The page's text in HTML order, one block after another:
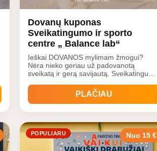
Dovanų kuponas
Sveikatingumo ir sporto
centre „ Balance lab“
Ieškai DOVANOS mylimam žmogui?
Nėra nieko geriau už padovanotą
sveikatą ir gerą savijautą. Sveikatingumo
kuponas pradžiugins kiekvieną.
Kadangi, mūsų centre platus paslaugų
pasirinkimas: Veido/kūno masažai; SPA
procedūros; Veido
PLAČIAU
POPULIARU Nuo 15 €